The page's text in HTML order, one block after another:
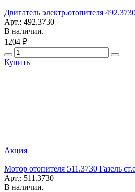
Двигатель электр.отопителя
Арт.: 492.3730
В наличии.
1204 ₽
Купить
Акция
Мотор отопителя 511.3730 Газель
Арт.: 511.3730
В наличии.